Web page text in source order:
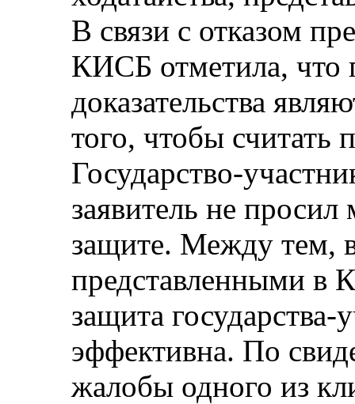
В связи с отказом
КИСБ отметила, что
доказательства
того, чтобы считать
Государство-
заявитель не просил
защите. Между тем,
представленными в
защита
эффективна. По
жалобы одного из